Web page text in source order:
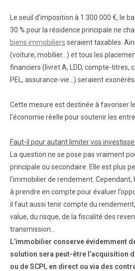
Le seuil d’imposition à 1 300 000 €, le
30 % pour la résidence principale ne
biens immobiliers seraient taxables.
(voiture, mobilier…) et tous les
financiers (livret A, LDD, compte-titres,
PEL, assurance-vie…) seraient exonérés.
Cette mesure est destinée à favoriser
l’économie réelle pour soutenir les
Faut-il pour autant limiter vos
La question ne se pose pas vraiment
principale ou secondaire. Elle est plus
l’immobilier de rendement. Cependant,
à prendre en compte pour évaluer
il faut aussi tenir compte du
value, du risque, de la fiscalité des
transmission…
L’immobilier conserve évidemment
solution sera peut-être l’acquisition
ou de SCPI, en direct ou via des